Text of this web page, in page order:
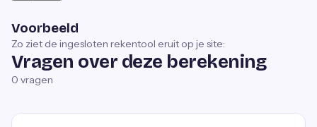
Voorbeeld
Zo ziet de ingesloten rekentool eruit op je site:
Vragen over deze berekening
0 vragen